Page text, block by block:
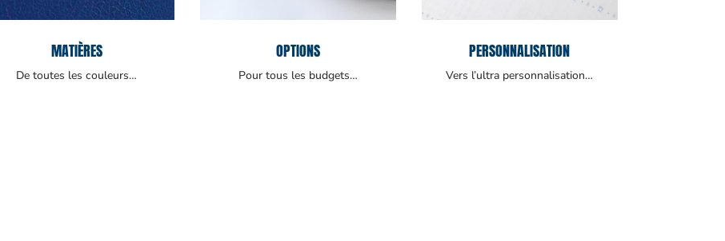
MATIÈRES
De toutes les couleurs…
OPTIONS
Pour tous les budgets…
PERSONNALISATION
Vers l’ultra personnalisation…